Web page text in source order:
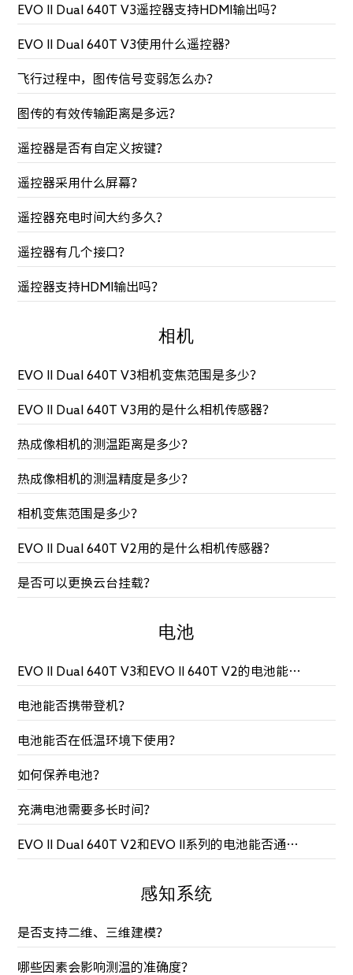
EVO II Dual 640T V3遥控器支持HDMI输出吗？
EVO II Dual 640T V3使用什么遥控器?
飞行过程中，图传信号变弱怎么办？
图传的有效传输距离是多远？
遥控器是否有自定义按键？
遥控器采用什么屏幕？
遥控器充电时间大约多久？
遥控器有几个接口？
遥控器支持HDMI输出吗？
相机
EVO II Dual 640T V3相机变焦范围是多少？
EVO II Dual 640T V3用的是什么相机传感器？
热成像相机的测温距离是多少？
热成像相机的测温精度是多少？
相机变焦范围是多少？
EVO II Dual 640T V2用的是什么相机传感器？
是否可以更换云台挂载？
电池
EVO II Dual 640T V3和EVO II 640T V2的电池能否通用？
电池能否携带登机？
电池能否在低温环境下使用？
如何保养电池？
充满电池需要多长时间？
EVO II Dual 640T V2和EVO II系列的电池能否通用？
感知系统
是否支持二维、三维建模？
哪些因素会影响测温的准确度？